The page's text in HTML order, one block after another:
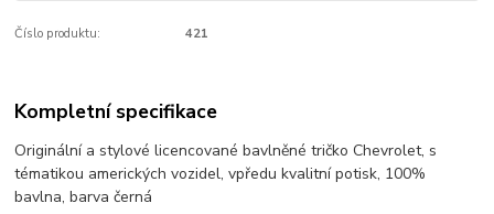
Číslo produktu: 421
Kompletní specifikace
Originální a stylové licencované bavlněné tričko Chevrolet, s
tématikou amerických vozidel, vpředu kvalitní potisk, 100%
bavlna, barva černá